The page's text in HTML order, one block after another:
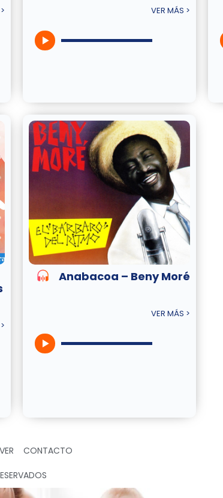
VER MÁS >
Anabacoa – Beny Moré
VER MÁS >
CONTACTO